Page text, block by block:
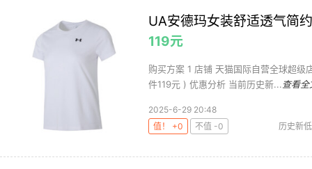
UA安德玛女装舒适透气简约
119元
购买方案 1 店铺 天猫国际自营全球超
件119元 ) 优惠分析 当前历史新... 查看全
2025-6-29 20:48
值！ +0
不值 -0 历史新低